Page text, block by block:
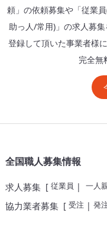
頼」の依頼募集や「従業
助っ人/常用)」の求人募
登録して頂いた事業者様
完全無
全国職人募集情報
求人募集[ 従業員| 一人
協力業者募集[ 受注| 発